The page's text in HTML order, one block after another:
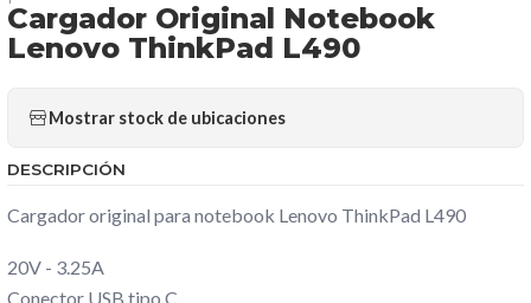
Cargador Original Notebook
Lenovo ThinkPad L490
Mostrar stock de ubicaciones
DESCRIPCIÓN
Cargador original para notebook Lenovo ThinkPad L490
20V - 3.25A
Conector USB tipo C